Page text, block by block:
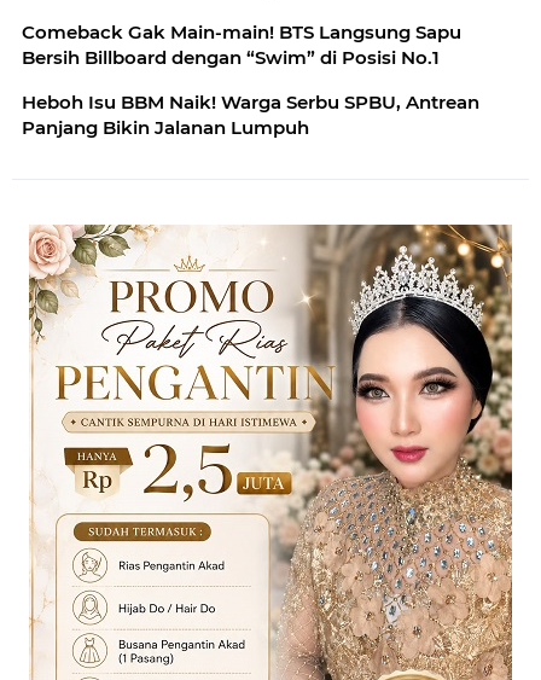
Comeback Gak Main-main! BTS Langsung Sapu
Bersih Billboard dengan “Swim” di Posisi No.1
Heboh Isu BBM Naik! Warga Serbu SPBU, Antrean
Panjang Bikin Jalanan Lumpuh